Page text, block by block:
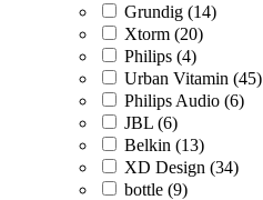
Grundig (14)
Xtorm (20)
Philips (4)
Urban Vitamin (45)
Philips Audio (6)
JBL (6)
Belkin (13)
XD Design (34)
bottle (9)